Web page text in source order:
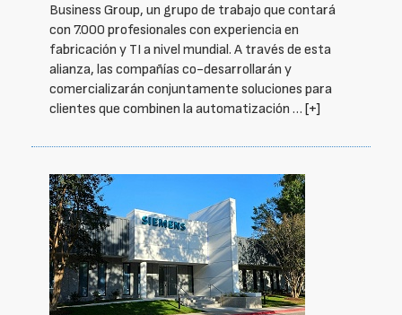
Business Group, un grupo de trabajo que contará
con 7.000 profesionales con experiencia en
fabricación y TI a nivel mundial. A través de esta
alianza, las compañías co-desarrollarán y
comercializarán conjuntamente soluciones para
clientes que combinen la automatización … [+]